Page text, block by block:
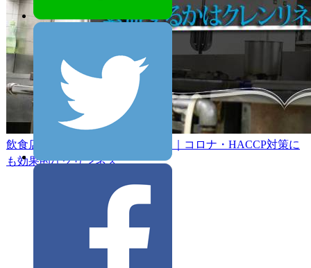
飲食店はクレンリネスで集客を！｜コロナ・HACCP対策に
も効果的なクリンネス